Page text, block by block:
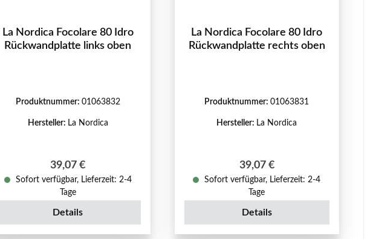
La Nordica Focolare 80 Idro
Rückwandplatte links oben
Produktnummer: 01063832
Hersteller: La Nordica
Regulärer Preis:
39,07 €
Sofort verfügbar, Lieferzeit: 2-4
Tage
Details
La Nordica Focolare 80 Idro
Rückwandplatte rechts oben
Produktnummer:01063831
Hersteller: La Nordica
Regulärer Preis:
39,07 €
Sofort verfügbar, Lieferzeit: 2-4
Tage
Details